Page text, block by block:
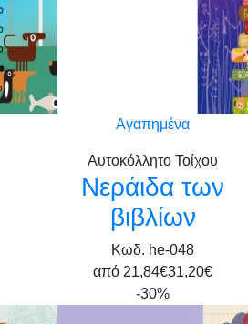
Αγαπημένα
Αυτοκόλλητο Τοίχου
Νεράιδα των
βιβλίων
Κωδ. he-048
από 21,84€31,20€
-30%